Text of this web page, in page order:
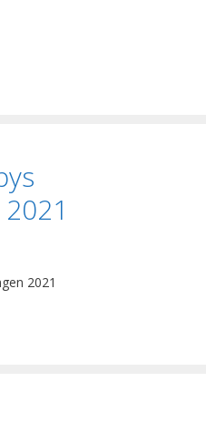
2021